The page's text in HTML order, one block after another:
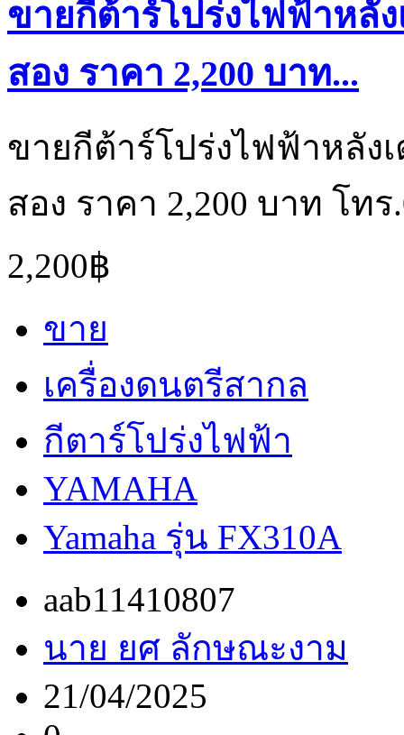
ขายกีต้าร์โปร่งไฟฟ้าหลัง
สอง ราคา 2,200 บาท...
ขายกีต้าร์โปร่งไฟฟ้าหลังเ
สอง ราคา 2,200 บาท โทร
2,200฿
ขาย
เครื่องดนตรีสากล
กีตาร์โปร่งไฟฟ้า
YAMAHA
Yamaha รุ่น FX310A
aab11410807
นาย ยศ ลักษณะงาม
21/04/2025